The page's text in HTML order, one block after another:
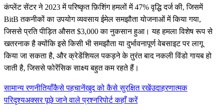
कंप्लेंट सेंटर ने 2023 में परिष्कृत फ़िशिंग हमलों में 47% वृद्धि दर्ज की, जिसमें
BitB तकनीकों का उपयोग व्यवसाय ईमेल समझौता योजनाओं में किया गया,
जिससे प्रति पीड़ित औसत $3,000 का नुकसान हुआ। यह हमला विशेष रूप से
खतरनाक है क्योंकि इसे किसी भी समझौता या दुर्भावनापूर्ण वेबसाइट पर लागू
किया जा सकता है, और क्रेडेंशियल पकड़ने के तुरंत बाद नकली विंडो गायब हो
जाती है, जिससे फोरेंसिक साक्ष्य बहुत कम रहते हैं।
सामान्य रणनीतियाँकैसे पहचानेंखुद को कैसे सुरक्षित रखेंउदाहरणात्मक
परिदृश्यअक्सर पूछे जाने वाले प्रश्नरिपोर्ट कहाँ करें